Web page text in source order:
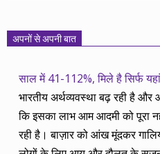
अपनों से अपनी बात
साल में 41-112%, मिले है सिर्फ
भारतीय अर्थव्यवस्था बढ़ रही है
कि इसका लाभ आम आदमी को पूरा
रही है। बाज़ार को आंख मूंदकर